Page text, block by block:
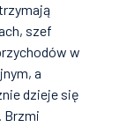
szef
w
a
dzieje się
Brzmi